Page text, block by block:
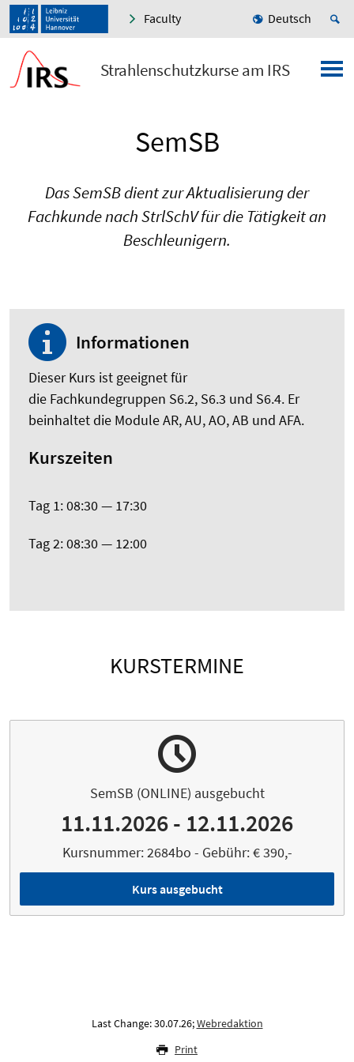
Faculty Deutsch
Strahlenschutzkurse am IRS
SemSB
Das SemSB dient zur Aktualisierung der
Fachkunde nach StrlSchV für die Tätigkeit an
Beschleunigern.
Informationen
Dieser Kurs ist geeignet für
die Fachkundegruppen S6.2, S6.3 und S6.4. Er
beinhaltet die Module AR, AU, AO, AB und AFA.
Kurszeiten
Tag 1: 08:30 — 17:30
Tag 2: 08:30 — 12:00
KURSTERMINE
SemSB (ONLINE) ausgebucht
11.11.2026 - 12.11.2026
Kursnummer: 2684bo - Gebühr: € 390,-
Kurs ausgebucht
Last Change: 30.07.26;Webredaktion
Print